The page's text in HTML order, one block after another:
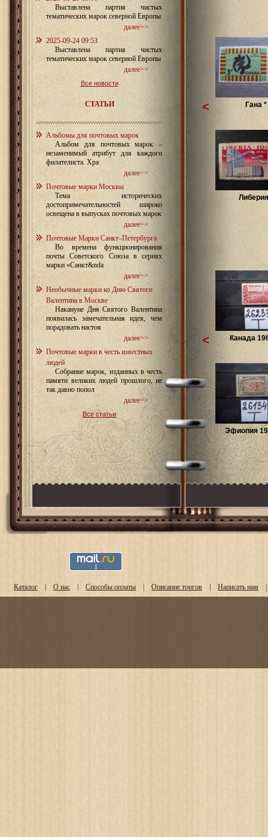
Выставлена партия чистых
тематических марок северной Европы
далее>>
2025-09-24 09:53
Выставлена партия чистых
тематических марок северной Европы
далее>>
Все новости
СТАТЬИ
Альбомы для почтовых марок
Альбом для почтовых марок –
незаменимый атрибут для каждого
филателиста. Хра
далее>>
Почтовые марки Москвы
Тема исторических
достопримечательностей широко
освещена в выпусках почтовых марок
далее>>
Почтовые Марки Санкт–Петербурга
Во времена функционирования
почты Советского Союза в сериях
марки «Санкт&nda
далее>>
Необычные марки ко Дню Святого
Валентина в Москве
Накануне Дня Святого Валентина
появилась замечательная идея, чем
порадовать настоя
далее>>
Почтовые марки в честь известных
людей
Собрание марок, изданных в честь
памяти великих людей прошлого, не
так давно попол
далее>>
Все статьи
Гана *
<
Канада
Эфиопия
<
Каталог | О нас | Способы оплаты | Описание торгов | Написать нам |